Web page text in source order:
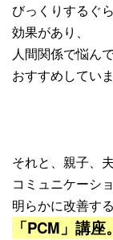
びっくりするぐ
効果があり、
人間関係で悩ん
おすすめしていま
それと、親子、
コミュニケーシ
明らかに改善する
「PCM」講座。